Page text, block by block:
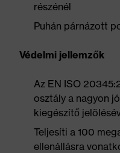
részénél
Puhán párnázott
Védelmi jellemzők
Az EN ISO
osztály a nagyon
kiegészítő
Teljesíti a 100
ellenállásra